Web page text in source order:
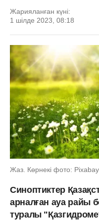
Жарияланған күні:
1 шілде 2023, 08:18
Жаз. Көрнекі фото:
Синоптиктер
арналған ауа райы
туралы